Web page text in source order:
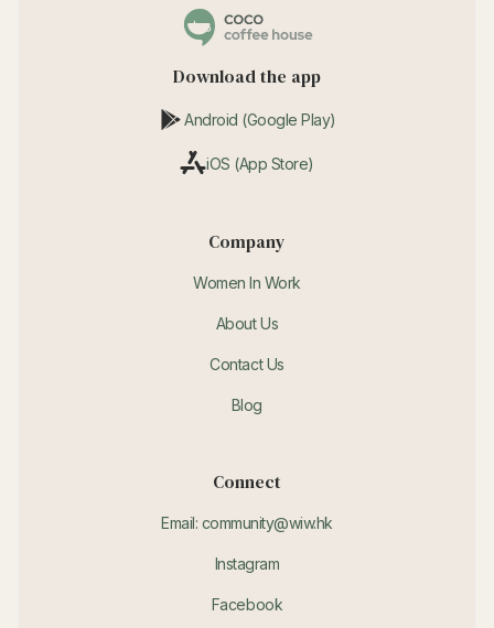
Download the app
Android (Google Play)
iOS (App Store)
Company
Women In Work
About Us
Contact Us
Blog
Connect
Email: community@wiw.hk
Instagram
Facebook